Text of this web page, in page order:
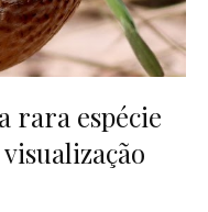
rara espécie